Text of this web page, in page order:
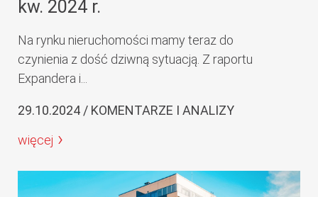
kw. 2024 r.
Na rynku nieruchomości mamy teraz do
czynienia z dość dziwną sytuacją. Z raportu
Expandera i...
29.10.2024 / KOMENTARZE I ANALIZY
więcej